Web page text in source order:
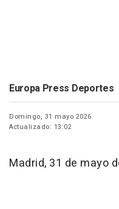
Europa Press Deportes
Domingo, 31 mayo 2026
Actualizado: 13:02
Madrid, 31 de mayo